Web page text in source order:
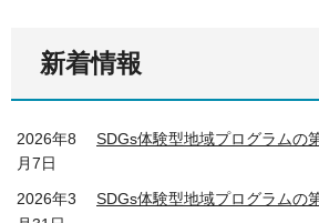
新着情報
2026年8
月7日
SDGs体験型地域プログラムの
2026年3
SDGs体験型地域プログラムの